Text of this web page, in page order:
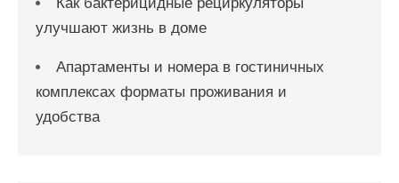
улучшают жизнь в доме
Апартаменты и номера в гостиничных
комплексах форматы проживания и
удобства